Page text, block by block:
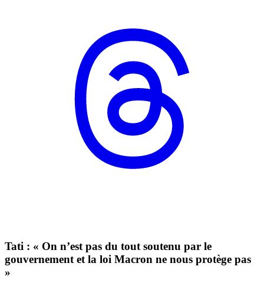
Tati : « On n’est pas du tout soutenu par le
gouvernement et la loi Macron ne nous protège pas
»